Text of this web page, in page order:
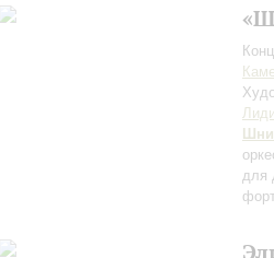
для